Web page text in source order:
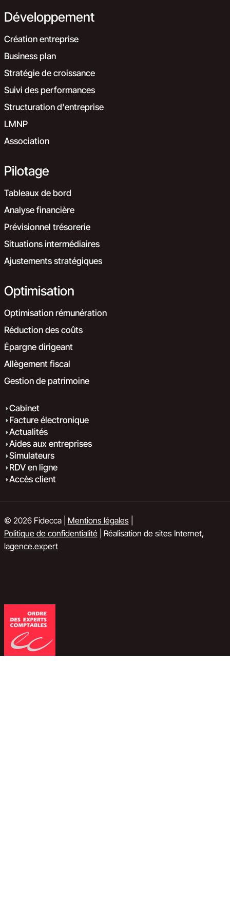
Développement
Création entreprise
Business plan
Stratégie de croissance
Suivi des performances
Structuration d'entreprise
LMNP
Association
Pilotage
Tableaux de bord
Analyse financière
Prévisionnel trésorerie
Situations intermédiaires
Ajustements stratégiques
Optimisation
Optimisation rémunération
Réduction des coûts
Épargne dirigeant
Allègement fiscal
Gestion de patrimoine
Cabinet
Facture électronique
Actualités
Aides aux entreprises
Simulateurs
RDV en ligne
Accès client
© 2026 Fidecca | Mentions légales|
Politique de confidentialité| Réalisation de sites Internet,
lagence.expert